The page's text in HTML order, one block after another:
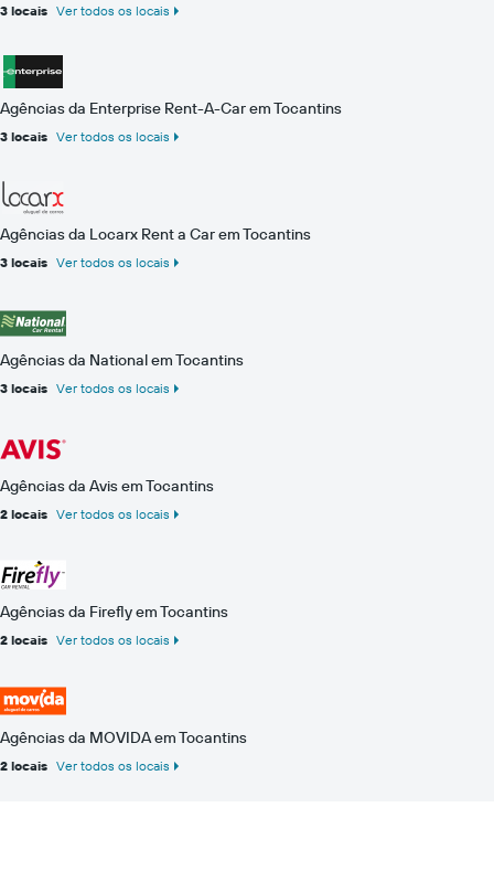
3 locais Ver todos os locais
Agências da Enterprise Rent-A-Car em Tocantins
3 locais Ver todos os locais
Agências da Locarx Rent a Car em Tocantins
3 locais Ver todos os locais
Agências da National em Tocantins
3 locais Ver todos os locais
Agências da Avis em Tocantins
2 locais Ver todos os locais
Agências da Firefly em Tocantins
2 locais Ver todos os locais
Agências da MOVIDA em Tocantins
2 locais Ver todos os locais